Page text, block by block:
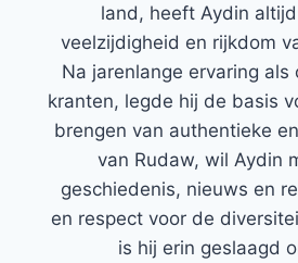
land, heeft Aydin
veelzijdigheid en rijkdom
Na jarenlange ervaring
kranten, legde hij de basis
brengen van authentieke
van Rudaw, wil Aydin
geschiedenis, nieuws en
en respect voor de
is hij erin geslaagd